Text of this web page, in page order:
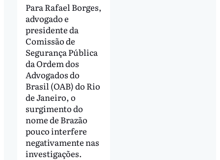
Para Rafael Borges,
advogado e
presidente da
Comissão de
Segurança Pública
da Ordem dos
Advogados do
Brasil (OAB) do Rio
de Janeiro, o
surgimento do
nome de Brazão
pouco interfere
negativamente nas
investigações.